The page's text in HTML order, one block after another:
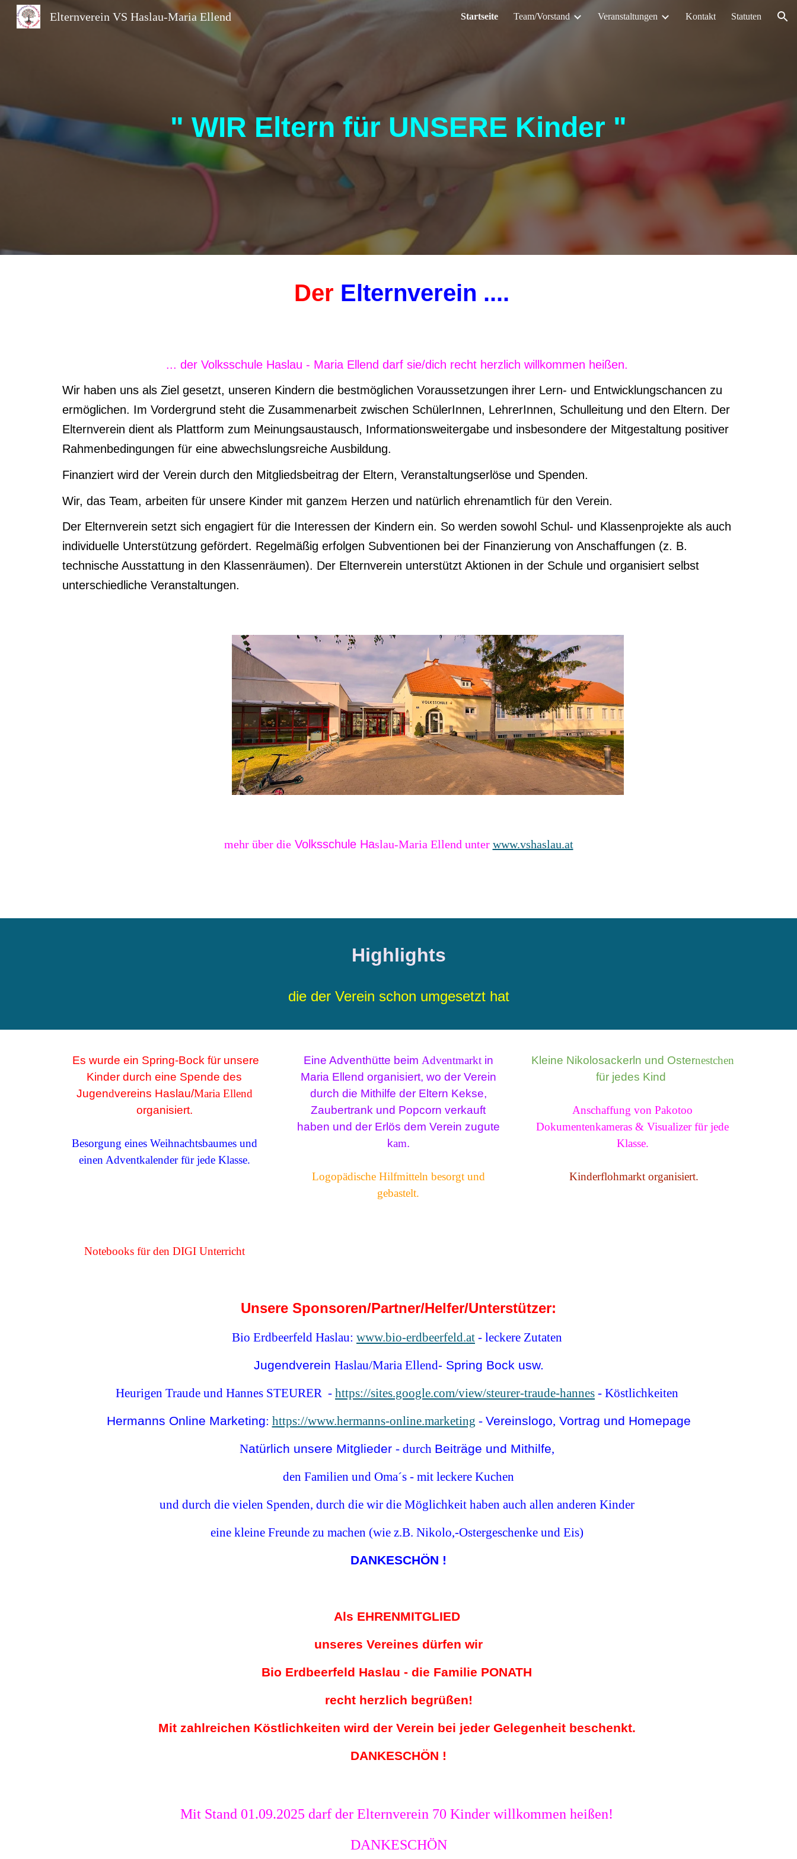
Skip to main content Skip to navigation
Elternverein VS Haslau-Maria Ellend Startseite Team/Vorstand Veranstaltungen Kontakt Statuten
" WIR Eltern für UNSERE Kinder "
Der Elternverein ....
... der Volksschule Haslau - Maria Ellend darf sie/dich recht herzlich willkommen heißen.
Wir haben uns alsZiel gesetzt, unseren Kindern die bestmöglichen Voraussetzungen ihrer Lern- und Entwicklungschancen zu
ermöglichen. Im Vordergrund steht die Zusammenarbeit zwischen SchülerInnen, LehrerInnen, Schulleitung und den Eltern. Der
Elternverein dient als Plattform zum Meinungsaustausch, Informationsweitergabe und insbesondere der Mitgestaltung positiver
Rahmenbedingungen für eine abwechslungsreiche Ausbildung.
Finanziert wird der Verein durch den Mitgliedsbeitrag der Eltern, Veranstaltungserlöse und Spenden.
Wir, das Team, arbeiten für unsere Kinder mit ganzem Herzen und natürlich ehrenamtlich für den Verein.
Der Elternverein setzt sich engagiert für die Interessen der Kindern ein. So werden sowohl Schul- und Klassenprojekte als auch
individuelle Unterstützung gefördert. Regelmäßig erfolgen Subventionen bei der Finanzierung von Anschaffungen (z. B.
technische Ausstattung in den Klassenräumen). Der Elternverein unterstützt Aktionen in der Schule und organisiert selbst
unterschiedliche Veranstaltungen.
mehr über dieVolksschule Haslau-Maria Ellend unter www.vshaslau.at
Highlights
die der Verein schon umgesetzt hat
Es wurde ein Spring-Bock für unsere
Kinder durch eine Spende des
Jugendvereins Haslau/Maria Ellend
organisiert.
Besorgung eines Weihnachtsbaumesund
einen Adventkalender fürjede Klasse.
Eine Adventhütte beim Adventmarktin
Maria Ellend organisiert, wo der Verein
durch die Mithilfe der Eltern Kekse,
Zaubertrank und Popcorn verkauft
haben und der Erlös dem Verein zugute
kam.
Logopädische Hilfmitteln besorgt und
gebastelt.
Kleine Nikolosackerln und Osternestchen
für jedes Kind
Anschaffung von Pakotoo
Dokumentenkameras & Visualizer für jede
Klasse.
Kinderflohmarkt organisiert.
Notebooks für den DIGI Unterricht
Unsere Sponsoren/Partner/Helfer/Unterstützer:
Bio Erdbeerfeld Haslau: www.bio-erdbeerfeld.at - leckere Zutaten
Jugendverein Haslau/Maria Ellend- Spring Bock usw.
Heurigen Traude und Hannes STEURER - https://sites.google.com/view/steurer-traude-hannes - Köstlichkeiten
Hermanns Online Marketing: https://www.hermanns-online.marketing - Vereinslogo, Vortrag und Homepage
Natürlich unsere Mitglieder - durch Beiträge und Mithilfe,
den Familien und Oma´s - mit leckere Kuchen
und durch die vielen Spenden, durch die wir die Möglichkeit haben auch allen anderen Kinder
eine kleine Freunde zu machen (wie z.B. Nikolo,-Ostergeschenke und Eis)
DANKESCHÖN !
Als EHRENMITGLIED
unseres Vereines dürfen wir
Bio Erdbeerfeld Haslau - die Familie PONATH
recht herzlich begrüßen!
Mit zahlreichen Köstlichkeiten wird der Verein bei jeder Gelegenheit beschenkt.
DANKESCHÖN !
Mit Stand 01.09.2025 darf der Elternverein 70 Kinder willkommen heißen!
DANKESCHÖN